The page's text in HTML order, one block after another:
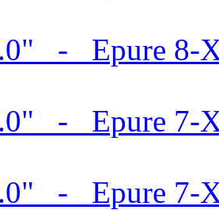
- Epure 8-
- Epure 7-
- Epure 7-